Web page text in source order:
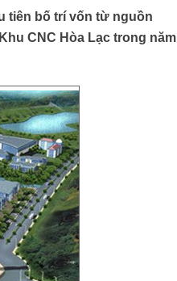
tiên bố trí vốn từ nguồn
CNC Hòa Lạc trong năm